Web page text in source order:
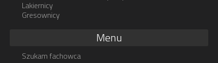
Lakiernicy
Gresownicy
Menu
Szukam fachowca